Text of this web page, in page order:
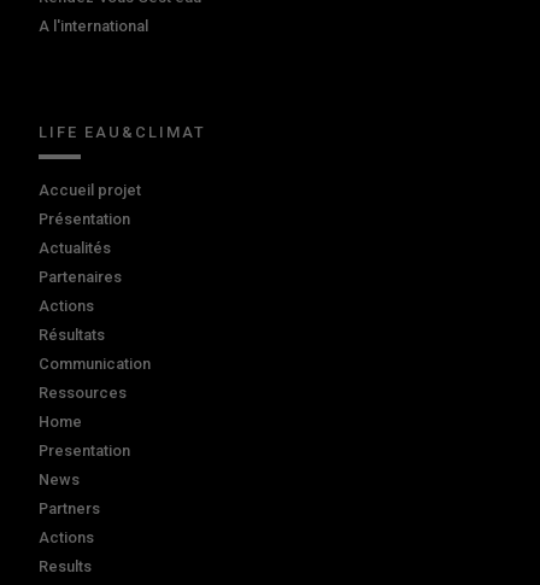
A l'international
LIFE EAU&CLIMAT
Accueil projet
Présentation
Actualités
Partenaires
Actions
Résultats
Communication
Ressources
Home
Presentation
News
Partners
Actions
Results